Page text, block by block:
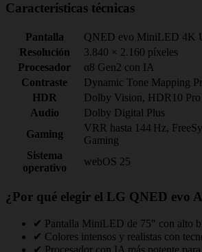
Características técnicas
Pantalla
QNED evo MiniLED 4K
Resolución
3.840 × 2.160 píxeles
Procesador
α8 Gen2 con IA
Contraste
Dynamic Tone Mapping
HDR
Dolby Vision, HDR10 Pro
Audio
Dolby Digital Plus
Gaming
VRR hasta 144 Hz,
Gaming
Sistema
operativo
webOS 25
¿Por qué elegir el LG QNED evo
✔ Pantalla MiniLED de 75" con alto
✔ Colores intensos y realistas con